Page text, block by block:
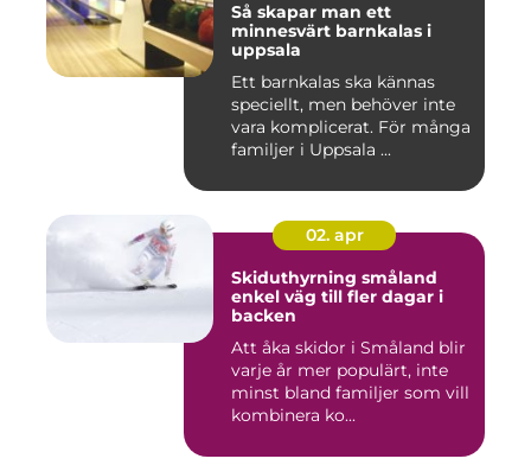
Så skapar man ett
minnesvärt barnkalas i
uppsala
Ett barnkalas ska kännas
speciellt, men behöver inte
vara komplicerat. För många
familjer i Uppsala ...
02. apr
Skiduthyrning småland
enkel väg till fler dagar i
backen
Att åka skidor i Småland blir
varje år mer populärt, inte
minst bland familjer som vill
kombinera ko...